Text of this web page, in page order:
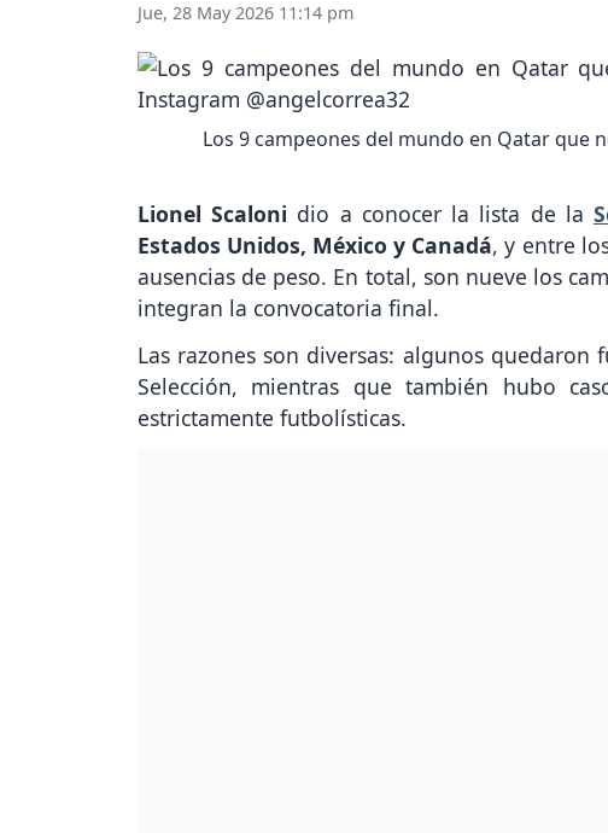
Jue, 28 May 2026 11:14 pm
Los 9 campeones del mundo en Qatar que
Lionel Scaloni dio a conocer la lista de la
Estados Unidos, México y Canadá, y entre
ausencias de peso. En total, son nueve los
integran la convocatoria final.
Las razones son diversas: algunos
Selección, mientras que también hubo
estrictamente futbolísticas.